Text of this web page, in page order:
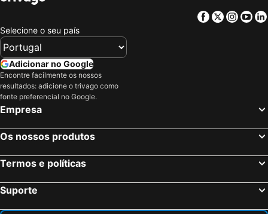
Facebook
Twitter
Selecione o seu país
Adicionar no Google
Encontre facilmente os nossos
resultados: adicione o trivago como
fonte preferencial no Google.
Empresa
Os nossos produtos
Termos e políticas
Suporte